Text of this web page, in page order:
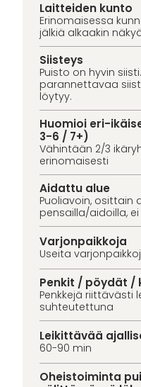
Laitteiden kunto
Erinomaisessa
jälkiä alkaakin
Siisteys
Puisto on hyvin
parannettavaa
löytyy.
Huomioi eri-
3-6 / 7+)
Vähintään 2/3
erinomaisesti
Aidattu alue
Puoliavoin, osittain
pensailla/aidoilla,
Varjonpaikkoja
Useita
Penkit / pöydät /
Penkkejä riittävästi
suhteutettuna
Leikittävää
60-90 min
Oheistoiminta